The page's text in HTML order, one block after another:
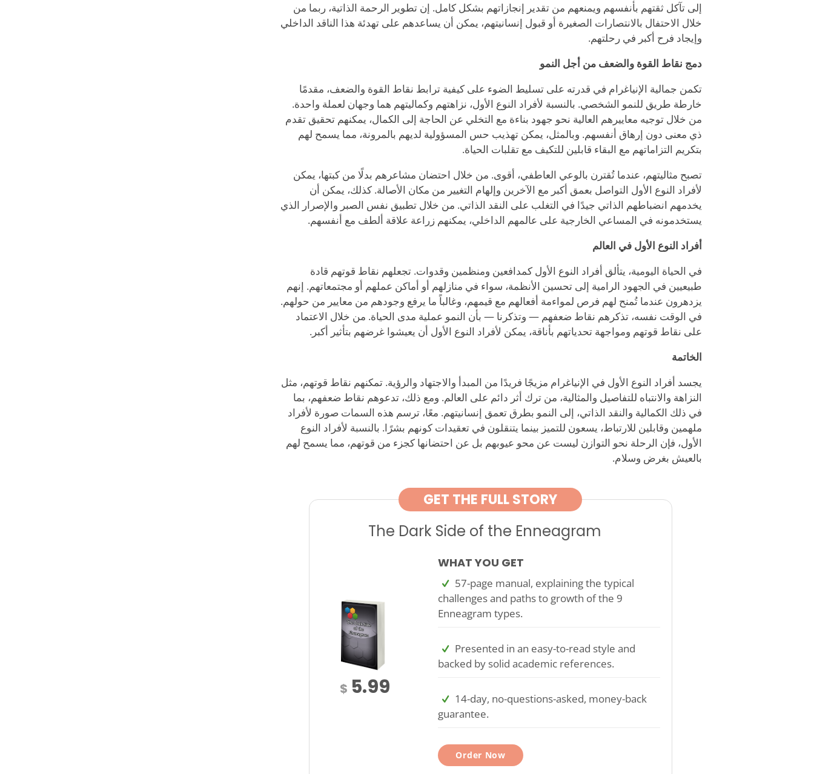
إلى تآكل ثقتهم بأنفسهم ويمنعهم من تقدير إنجازاتهم بشكل كامل. إن تطوير الرحمة الذاتية، ربما من
خلال الاحتفال بالانتصارات الصغيرة أو قبول إنسانيتهم، يمكن أن يساعدهم على تهدئة هذا الناقد الداخلي
وإيجاد فرح أكبر في رحلتهم.
دمج نقاط القوة والضعف من أجل النمو
تكمن جمالية الإنياغرام في قدرته على تسليط الضوء على كيفية ترابط نقاط القوة والضعف، مقدمًا
خارطة طريق للنمو الشخصي. بالنسبة لأفراد النوع الأول، نزاهتهم وكماليتهم هما وجهان لعملة واحدة.
من خلال توجيه معاييرهم العالية نحو جهود بناءة مع التخلي عن الحاجة إلى الكمال، يمكنهم تحقيق تقدم
ذي معنى دون إرهاق أنفسهم. وبالمثل، يمكن تهذيب حس المسؤولية لديهم بالمرونة، مما يسمح لهم
بتكريم التزاماتهم مع البقاء قابلين للتكيف مع تقلبات الحياة.
تصبح مثاليتهم، عندما تُقترن بالوعي العاطفي، أقوى. من خلال احتضان مشاعرهم بدلًا من كبتها، يمكن
لأفراد النوع الأول التواصل بعمق أكبر مع الآخرين وإلهام التغيير من مكان الأصالة. كذلك، يمكن أن
يخدمهم انضباطهم الذاتي جيدًا في التغلب على النقد الذاتي. من خلال تطبيق نفس الصبر والإصرار الذي
يستخدمونه في المساعي الخارجية على عالمهم الداخلي، يمكنهم زراعة علاقة ألطف مع أنفسهم.
أفراد النوع الأول في العالم
في الحياة اليومية، يتألق أفراد النوع الأول كمدافعين ومنظمين وقدوات. تجعلهم نقاط قوتهم قادة
طبيعيين في الجهود الرامية إلى تحسين الأنظمة، سواء في منازلهم أو أماكن عملهم أو مجتمعاتهم. إنهم
يزدهرون عندما تُمنح لهم فرص لمواءمة أفعالهم مع قيمهم، وغالباً ما يرفع وجودهم من معايير من حولهم.
في الوقت نفسه، تذكرهم نقاط ضعفهم — وتذكرنا — بأن النمو عملية مدى الحياة. من خلال الاعتماد
على نقاط قوتهم ومواجهة تحدياتهم بأناقة، يمكن لأفراد النوع الأول أن يعيشوا غرضهم بتأثير أكبر.
الخاتمة
يجسد أفراد النوع الأول في الإنياغرام مزيجًا فريدًا من المبدأ والاجتهاد والرؤية. تمكنهم نقاط قوتهم، مثل
النزاهة والانتباه للتفاصيل والمثالية، من ترك أثر دائم على العالم. ومع ذلك، تدعوهم نقاط ضعفهم، بما
في ذلك الكمالية والنقد الذاتي، إلى النمو بطرق تعمق إنسانيتهم. معًا، ترسم هذه السمات صورة لأفراد
ملهمين وقابلين للارتباط، يسعون للتميز بينما يتنقلون في تعقيدات كونهم بشرًا. بالنسبة لأفراد النوع
الأول، فإن الرحلة نحو التوازن ليست عن محو عيوبهم بل عن احتضانها كجزء من قوتهم، مما يسمح لهم
بالعيش بغرض وسلام.
GET THE FULL STORY
The Dark Side of the Enneagram
$ 5.99
WHAT YOU GET
57-page manual, explaining the typical
challenges and paths to growth of the 9
Enneagram types.
Presented in an easy-to-read style and
backed by solid academic references.
14-day, no-questions-asked, money-back
guarantee.
Order Now